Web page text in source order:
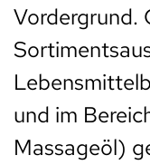
Vordergrund.
und im
Massageöl)